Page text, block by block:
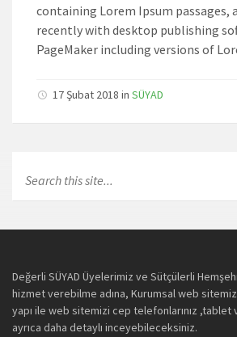
containing Lorem Ipsum passages,
recently with desktop publishing
PageMaker including versions of
17 Şubat 2018 in SÜYAD
Değerli SÜYAD Üyelerimiz ve Sütçülerli
hizmet verebilme adına, Kurumsal web
yapı ile web sitemizi cep telefonlarınız
ayrıca daha detaylı inceyebileceksiniz.